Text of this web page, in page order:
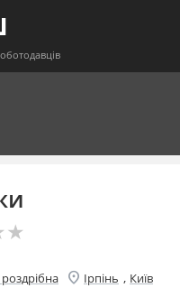
★
★
location_on Ірпінь , Київ